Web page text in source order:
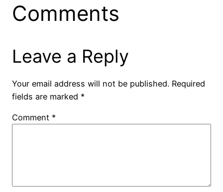
Comments
Leave a Reply
Your email address will not be published. Required
fields are marked *
Comment *